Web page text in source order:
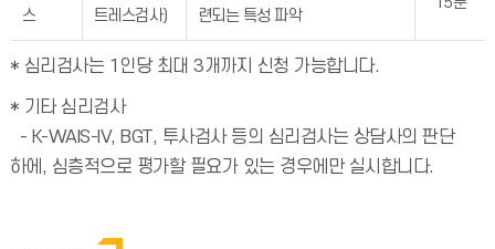
스 트레스검사) 련되는 특성 파악
* 심리검사는 1인당 최대 3개까지 신청 가능합니다.
* 기타 심리검사
- K-WAIS-IV, BGT, 투사검사 등의 심리검사는 상담사의 판단
하에, 심층적으로 평가할 필요가 있는 경우에만 실시합니다.